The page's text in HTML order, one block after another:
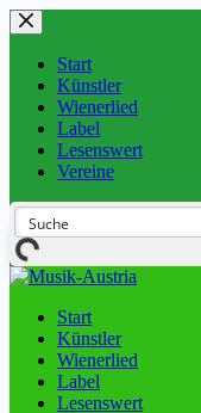
Start
Künstler
Wienerlied
Label
Lesenswert
Vereine
Start
Künstler
Wienerlied
Label
Lesenswert